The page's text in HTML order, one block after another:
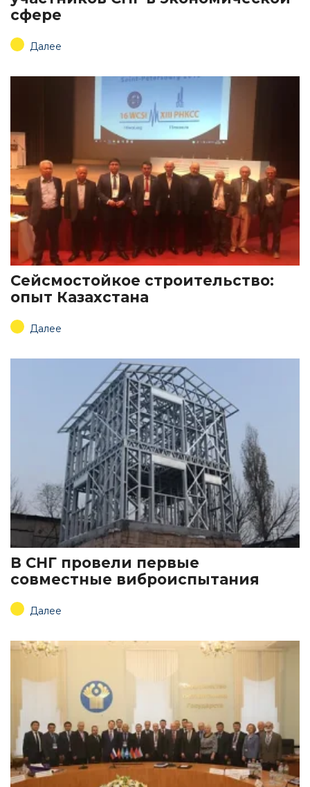
сфере
Далее
Сейсмостойкое строительство:
опыт Казахстана
Далее
В СНГ провели первые
совместные виброиспытания
Далее